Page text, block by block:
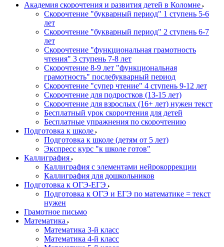
Академия скорочтения и развития детей в Коломне
Скорочтение "букварный период" 1 ступень 5-6
лет
Cкорочтение "букварный период" 2 ступень 6-7
лет
Скорочтение "функциональная грамотность
чтения" 3 ступень 7-8 лет
Скорочтение 8-9 лет "функциональная
грамотность" послебукварный период
Скорочтение "супер чтение" 4 ступень 9-12 лет
Скорочтение для подростков (13-15 лет)
Cкорочтение для взрослых (16+ лет) нужен текст
Бесплатный урок скорочтения для детей
Бесплатные упражнения по скорочтению
Подготовка к школе
Подготовка к школе (детям от 5 лет)
Экспресс курс "к школе готов"
Каллиграфия
Каллиграфия с элементами нейрокоррекции
Каллиграфия для дошкольников
Подготовка к ОГЭ-ЕГЭ
Подготовка к ОГЭ и ЕГЭ по математике = текст
нужен
Грамотное письмо
Математика
Математика 3-й класс
Математика 4-й класс